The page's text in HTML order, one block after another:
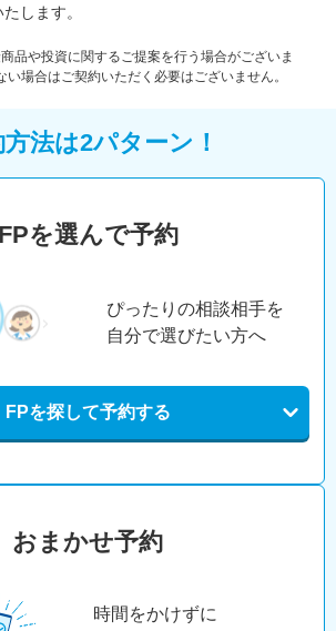
します。
品や投資に関するご提案を行う場合がございま
い場合はご契約いただく必要はございません。
法は2パターン！
FPを選んで予約
ぴったりの相談相手を
自分で選びたい方へ
FPを探して予約する
おまかせ予約
時間をかけずに